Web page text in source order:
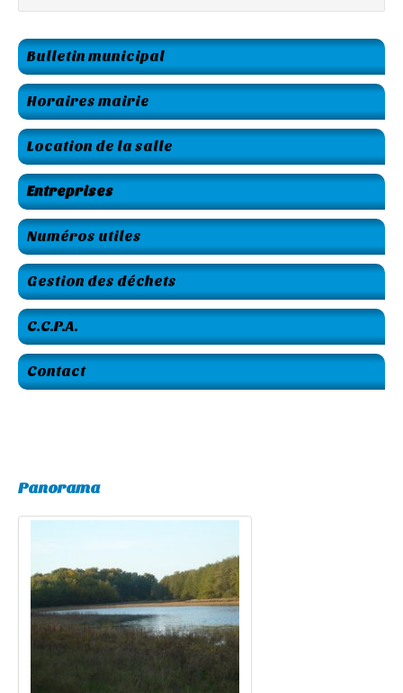
Bulletin municipal
Horaires mairie
Location de la salle
Entreprises
Numéros utiles
Gestion des déchets
C.C.P.A.
Contact
Panorama